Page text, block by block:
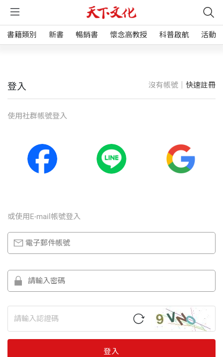
書籍類別 新書 暢銷書 懷念高教授 科普啟航 活動
登入 沒有帳號｜ 快速註冊
使⽤社群帳號登入
或使⽤E-mail帳號登入
登入